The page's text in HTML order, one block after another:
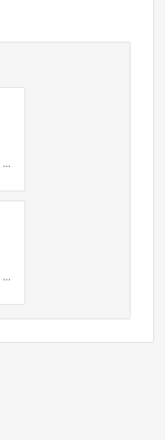
Författarbild: Johan Brännström Foto: Adam Wrafter
Författarbild: Johan Brännström Foto: Anna Drvnik